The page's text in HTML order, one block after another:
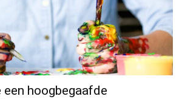
een hoogbegaafde